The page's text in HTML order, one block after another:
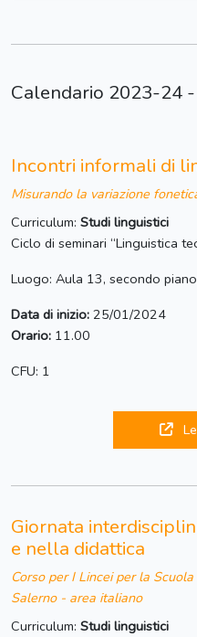
Calendario 2023-24
Incontri informali di
Misurando la variazione
Curriculum: Studi linguistici
Ciclo di seminari “Linguistica
Luogo: Aula 13, secondo
Data di inizio: 25/01/2024
Orario: 11.00
CFU: 1
Giornata
e nella didattica
Corso per I Lincei per la
Salerno - area italiano
Curriculum: Studi linguistici